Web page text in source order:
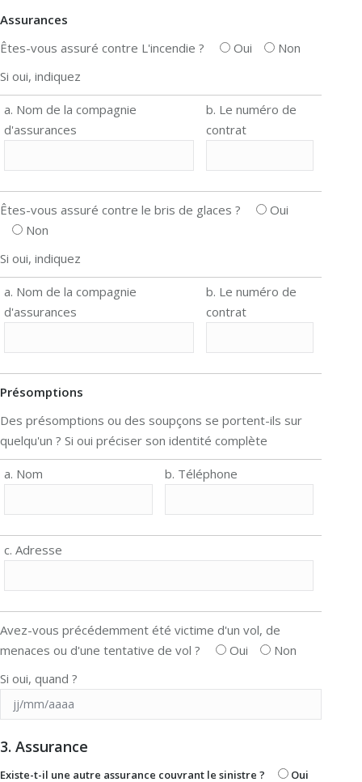
Assurances
Êtes-vous assuré contre L'incendie ?
Oui
Non
Si oui, indiquez
a. Nom de la compagnie
d'assurances
b. Le numéro de
contrat
Êtes-vous assuré contre le bris de glaces ?
Oui
Non
Si oui, indiquez
a. Nom de la compagnie
d'assurances
b. Le numéro de
contrat
Présomptions
Des présomptions ou des soupçons se portent-ils sur
quelqu'un ? Si oui préciser son identité complète
a. Nom b. Téléphone
c. Adresse
Avez-vous précédemment été victime d'un vol, de
menaces ou d'une tentative de vol ?
Oui
Non
Si oui, quand ?
3. Assurance
Existe-t-il une autre assurance couvrant le sinistre ? Oui